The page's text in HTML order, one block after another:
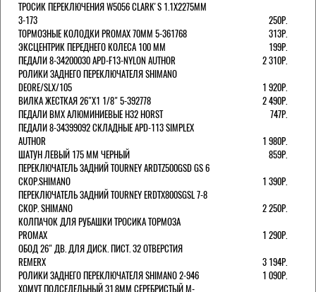
ТРОСИК ПЕРЕКЛЮЧЕНИЯ W5056 CLARK'S 1.1Х2275ММ
3-173
250Р.
ТОРМОЗНЫЕ КОЛОДКИ PROMAX 70ММ 5-361768
313Р.
ЭКСЦЕНТРИК ПЕРЕДНЕГО КОЛЕСА 100 ММ
199Р.
ПЕДАЛИ 8-34200030 APD-F13-NYLON AUTHOR
2 310Р.
РОЛИКИ ЗАДНЕГО ПЕРЕКЛЮЧАТЕЛЯ SHIMANO
DEORE/SLX/105
1 920Р.
ВИЛКА ЖЕСТКАЯ 26"Х1 1/8" 5-392778
2 490Р.
ПЕДАЛИ BMX АЛЮМИНИЕВЫЕ H32 HORST
747Р.
ПЕДАЛИ 8-34399092 СКЛАДНЫЕ APD-113 SIMPLEX
AUTHOR
1 980Р.
ШАТУН ЛЕВЫЙ 175 ММ ЧЕРНЫЙ
859Р.
ПЕРЕКЛЮЧАТЕЛЬ ЗАДНИЙ TOURNEY ARDTZ500GSD GS 6
СКОР.SHIMANO
1 390Р.
ПЕРЕКЛЮЧАТЕЛЬ ЗАДНИЙ TOURNEY ERDTX800SGSL 7-8
СКОР. SHIMANO
2 250Р.
КОЛПАЧОК ДЛЯ РУБАШКИ ТРОСИКА ТОРМОЗА
PROMAX
1 290Р.
ОБОД 26" ДВ. ДЛЯ ДИСК. ПИСТ. 32 ОТВЕРСТИЯ
REMERX
3 194Р.
РОЛИКИ ЗАДНЕГО ПЕРЕКЛЮЧАТЕЛЯ SHIMANO 2-946
1 090Р.
ХОМУТ ПОДСЕДЕЛЬНЫЙ 31,8ММ СЕРЕБРИСТЫЙ M-